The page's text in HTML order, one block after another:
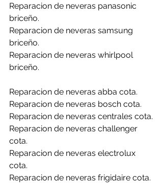
Reparacion de neveras panasonic
briceño.
Reparacion de neveras samsung
briceño.
Reparacion de neveras whirlpool
briceño.
Reparacion de neveras abba cota.
Reparacion de neveras bosch cota.
Reparacion de neveras centrales cota.
Reparacion de neveras challenger
cota.
Reparacion de neveras electrolux
cota.
Reparacion de neveras frigidaire cota.